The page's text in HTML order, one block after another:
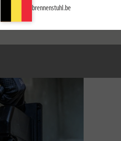
brennenstuhl.be